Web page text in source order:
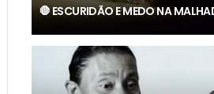
🛑 ESCURIDÃO E MEDO NA